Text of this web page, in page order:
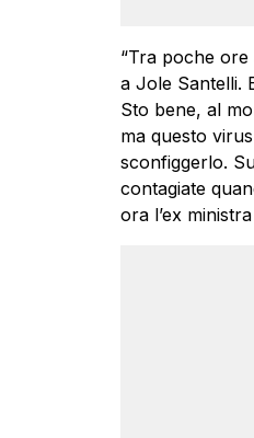
“Tra poche
a Jole Santelli.
Sto bene, al
ma questo
sconfiggerlo.
contagiate
ora l’ex